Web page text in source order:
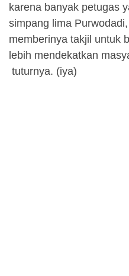
karena banyak petugas
simpang lima
memberinya takjil untuk
lebih mendekatkan
tuturnya. (iya)